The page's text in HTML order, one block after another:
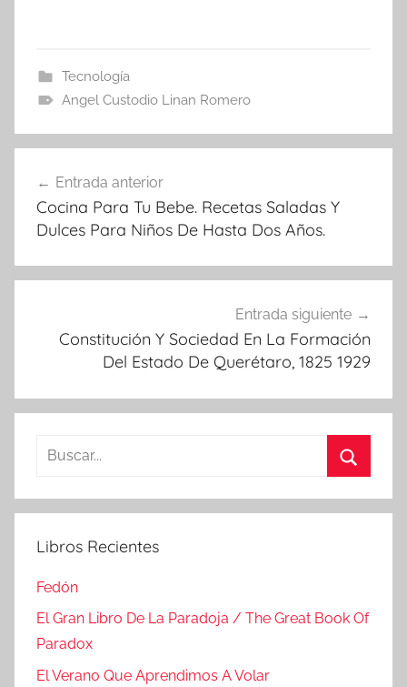
Tecnología
Angel Custodio Linan Romero
de
entradas
Entrada anterior
Cocina Para Tu Bebe. Recetas Saladas Y
Dulces Para Niños De Hasta Dos Años.
Entrada siguiente
Constitución Y Sociedad En La Formación
Del Estado De Querétaro, 1825 1929
Buscar:
Libros Recientes
Fedón
El Gran Libro De La Paradoja / The Great Book Of
Paradox
El Verano Que Aprendimos A Volar